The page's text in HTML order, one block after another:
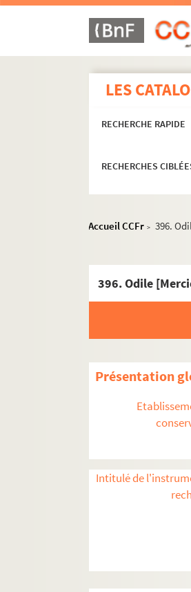
LES
RECHERCHE RAPIDE
RECHERCHES
Accueil CCFr > 396.
396. Odile
Présentation
Intitulé de